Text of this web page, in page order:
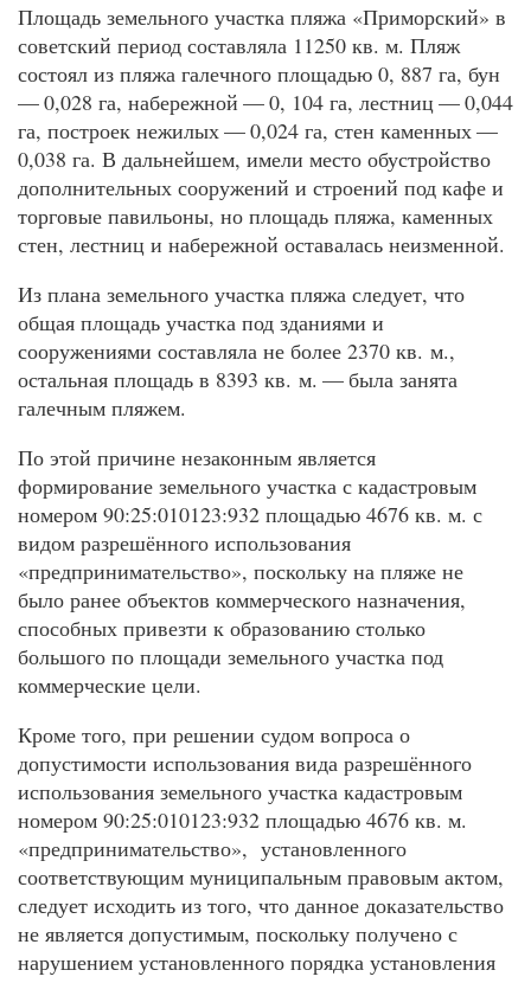
Площадь земельного участка пляжа «Приморский» в
советский период составляла 11250 кв. м. Пляж
состоял из пляжа галечного площадью 0, 887 га, бун
— 0,028 га, набережной — 0, 104 га, лестниц — 0,044
га, построек нежилых — 0,024 га, стен каменных —
0,038 га. В дальнейшем, имели место обустройство
дополнительных сооружений и строений под кафе и
торговые павильоны, но площадь пляжа, каменных
стен, лестниц и набережной оставалась неизменной.
Из плана земельного участка пляжа следует, что
общая площадь участка под зданиями и
сооружениями составляла не более 2370 кв. м.,
остальная площадь в 8393 кв. м. — была занята
галечным пляжем.
По этой причине незаконным является
формирование земельного участка с кадастровым
номером 90:25:010123:932 площадью 4676 кв. м. с
видом разрешённого использования
«предпринимательство», поскольку на пляже не
было ранее объектов коммерческого назначения,
способных привезти к образованию столько
большого по площади земельного участка под
коммерческие цели.
Кроме того, при решении судом вопроса о
допустимости использования вида разрешённого
использования земельного участка кадастровым
номером 90:25:010123:932 площадью 4676 кв. м.
«предпринимательство», установленного
соответствующим муниципальным правовым актом,
следует исходить из того, что данное доказательство
не является допустимым, поскольку получено с
нарушением установленного порядка установления